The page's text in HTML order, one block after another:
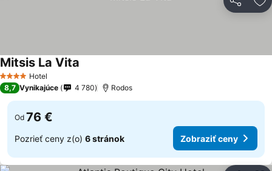
Zdieľať
4 Počet hviezdičiek
Hotel
Mitsis La Vita
8,7 Vynikajúce 4 780 Rodos
Od 76 €
Pozrieť ceny z(o) 6 stránok Zobraziť ceny